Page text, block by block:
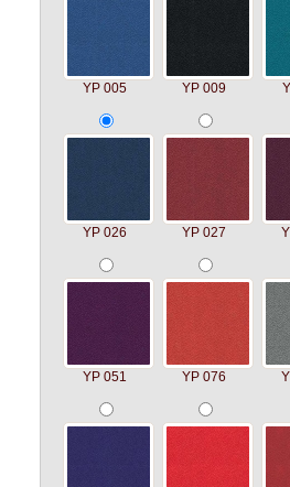
YP 005 YP 009
YP 026 YP 027
YP 051 YP 076